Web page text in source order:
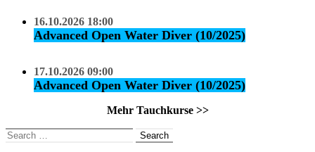
16.10.2026 18:00
Advanced Open Water Diver (10/2025)
17.10.2026 09:00
Advanced Open Water Diver (10/2025)
Mehr Tauchkurse >>
Search